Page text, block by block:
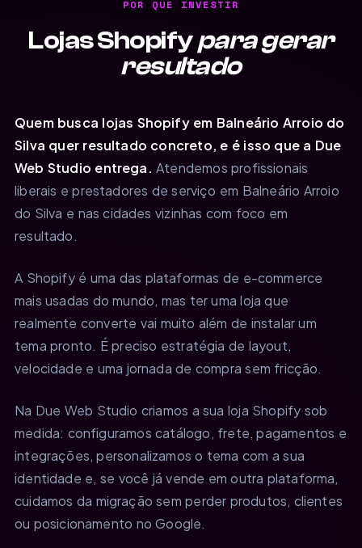
POR QUE INVESTIR
Lojas Shopifypara gerar
resultado
Quem busca lojas Shopify em Balneário Arroio do
Silva quer resultado concreto, e é isso que a Due
Web Studio entrega. Atendemos profissionais
liberais e prestadores de serviço em Balneário Arroio
do Silva e nas cidades vizinhas com foco em
resultado.
A Shopify é uma das plataformas de e-commerce
mais usadas do mundo, mas ter uma loja que
realmente converte vai muito além de instalar um
tema pronto. É preciso estratégia de layout,
velocidade e uma jornada de compra sem fricção.
Na Due Web Studio criamos a sua loja Shopify sob
medida: configuramos catálogo, frete, pagamentos e
integrações, personalizamos o tema com a sua
identidade e, se você já vende em outra plataforma,
cuidamos da migração sem perder produtos, clientes
ou posicionamento no Google.